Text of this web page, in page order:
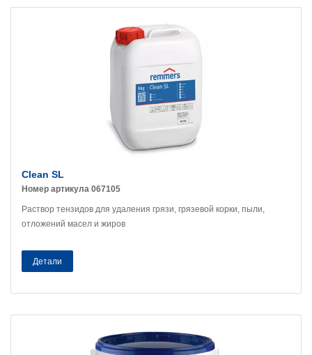
Clean SL
Номер артикула 067105
Раствор тензидов для удаления грязи, грязевой корки, пыли,
отложений масел и жиров
Детали